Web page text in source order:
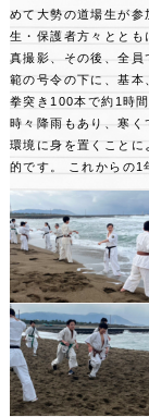
めて大勢の道場生が参
生・保護者方々ととも
真撮影、その後、全
範の号令の下に、基本
拳突き100本で約1時
時々降雨もあり、寒く
環境に身を置くことに
的です。
これからの1